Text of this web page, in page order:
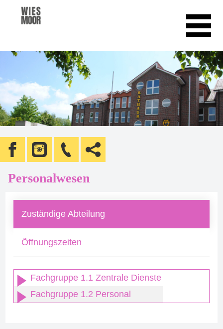
Personalwesen
Zuständige Abteilung
Öffnungszeiten
Fachgruppe 1.1 Zentrale Dienste
Fachgruppe 1.2 Personal